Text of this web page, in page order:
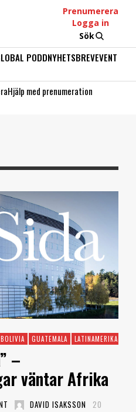
Prenumerera
Logga in
Sök
PODDNYHETSBREVEVENT
Hjälp med prenumeration
BOLIVIA GUATEMALA LATINAMERIKA
–
väntar Afrika
DAVID ISAKSSON
20